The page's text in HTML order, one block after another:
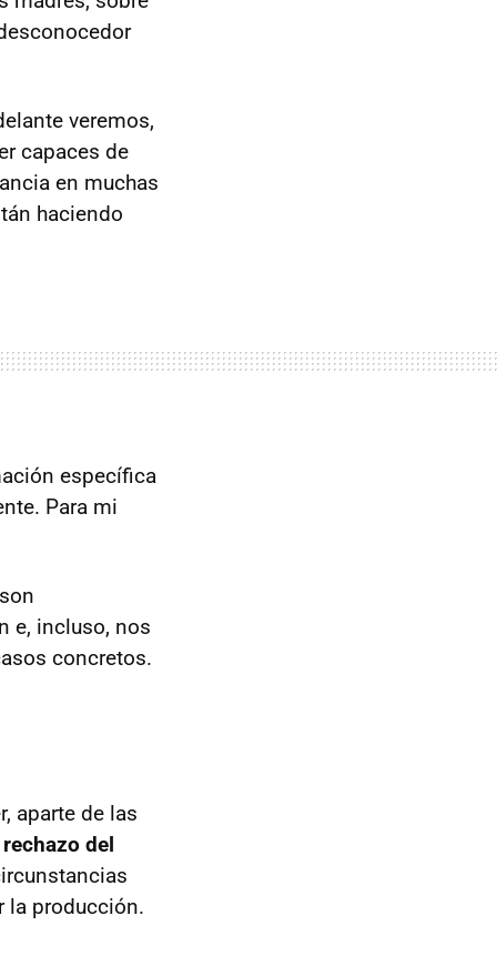
veremos,
capaces de
en muchas
haciendo
específica
Para mi
e, incluso, nos
concretos.
aparte de las
del
la producción.